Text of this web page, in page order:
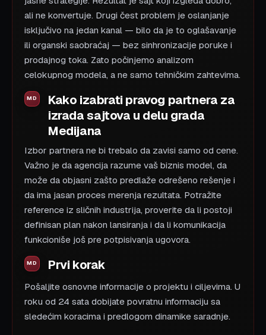
ali ne konvertuje. Drugi čest problem je oslanjanje
isključivo na jedan kanal — bilo da je to oglašavanje
ili organski saobraćaj — bez sinhronizacije poruke i
prodajnog toka. Zato počinjemo analizom
celokupnog modela, a ne samo tehničkim zahtevima.
Kako izabrati pravog partnera za
izrada sajtova u delu grada
Medijana
Izbor partnera ne bi trebalo da zavisi samo od cene.
Važno je da agencija razume vaš biznis model, da
može da objasni zašto predlaže odrešeno rešenje i
da ima jasan proces merenja rezultata. Potražite
reference iz sličnih industrija, proverite da li postoji
definisan plan nakon lansiranja i da li komunikacija
funkcioniše još pre potpisivanja ugovora.
Prvi korak
Pošaljite osnovne informacije o projektu i ciljevima. U
roku od 24 sata dobijate povratnu informaciju sa
sledećim koracima i predlogom dinamike saradnje.